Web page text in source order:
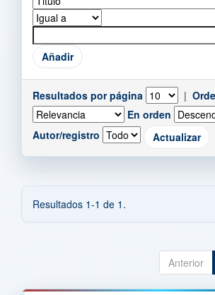
Resultados por página |
En orden
Autor/registro
Resultados 1-1 de 1.
Anterior